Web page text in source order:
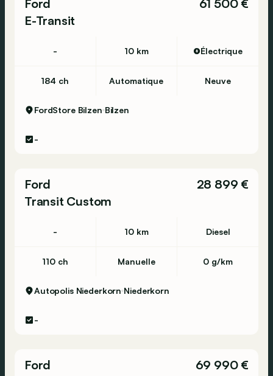
Ford
E-Transit
61 500 €
- 10 km Électrique
184 ch Automatique Neuve
FordStore Bilzen Bilzen
-
Ford
Transit Custom
28 899 €
- 10 km Diesel
110 ch Manuelle 0 g/km
Autopolis Niederkorn Niederkorn
-
Ford
69 990 €